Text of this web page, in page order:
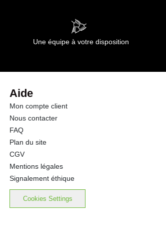
Une équipe à votre disposition
Aide
Mon compte client
Nous contacter
FAQ
Plan du site
CGV
Mentions légales
Signalement éthique
Cookies Settings